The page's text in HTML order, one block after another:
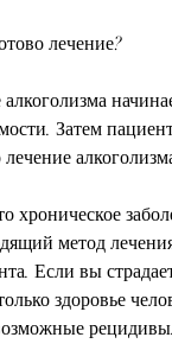
лечение?
Затем
хроническое
метод
Если вы
здоровье
рецидивы.